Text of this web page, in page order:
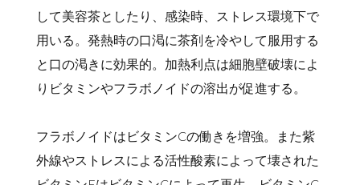
して美容茶としたり、感染時、ストレス環境下で
用いる。発熱時の口渇に茶剤を冷やして服用する
と口の渇きに効果的。加熱利点は細胞壁破壊によ
りビタミンやフラボノイドの溶出が促進する。
フラボノイドはビタミンCの働きを増強。また紫
外線やストレスによる活性酸素によって壊された